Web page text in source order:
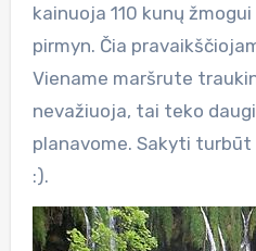
kainuoja 110 kunų
pirmyn. Čia
Viename maršrute
nevažiuoja, tai teko
planavome. Sakyti turbūt
:).